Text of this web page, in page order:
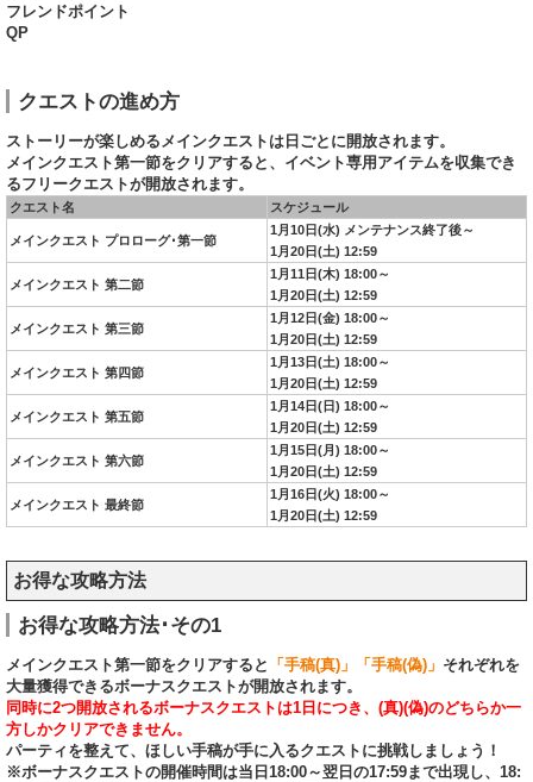
フレンドポイント
QP
クエストの進め方
ストーリーが楽しめるメインクエストは日ごとに開放されます。
メインクエスト第一節をクリアすると、イベント専用アイテムを収集でき
るフリークエストが開放されます。
クエスト名 スケジュール
メインクエスト プロローグ･第一節
1月10日(水) メンテナンス終了後～
1月20日(土) 12:59
メインクエスト 第二節
1月11日(木) 18:00～
1月20日(土) 12:59
メインクエスト 第三節
1月12日(金) 18:00～
1月20日(土) 12:59
メインクエスト 第四節
1月13日(土) 18:00～
1月20日(土) 12:59
メインクエスト 第五節
1月14日(日) 18:00～
1月20日(土) 12:59
メインクエスト 第六節
1月15日(月) 18:00～
1月20日(土) 12:59
メインクエスト 最終節
1月16日(火) 18:00～
1月20日(土) 12:59
お得な攻略方法
お得な攻略方法･その1
メインクエスト第一節をクリアすると 「手稿(真)」「手稿(偽)」 それぞれを
大量獲得できるボーナスクエストが開放されます。
同時に2つ開放されるボーナスクエストは1日につき、(真)(偽)のどちらか一
方しかクリアできません。
パーティを整えて、ほしい手稿が手に入るクエストに挑戦しましょう！
※ボーナスクエストの開催時間は当日18:00～翌日の17:59まで出現し、18: